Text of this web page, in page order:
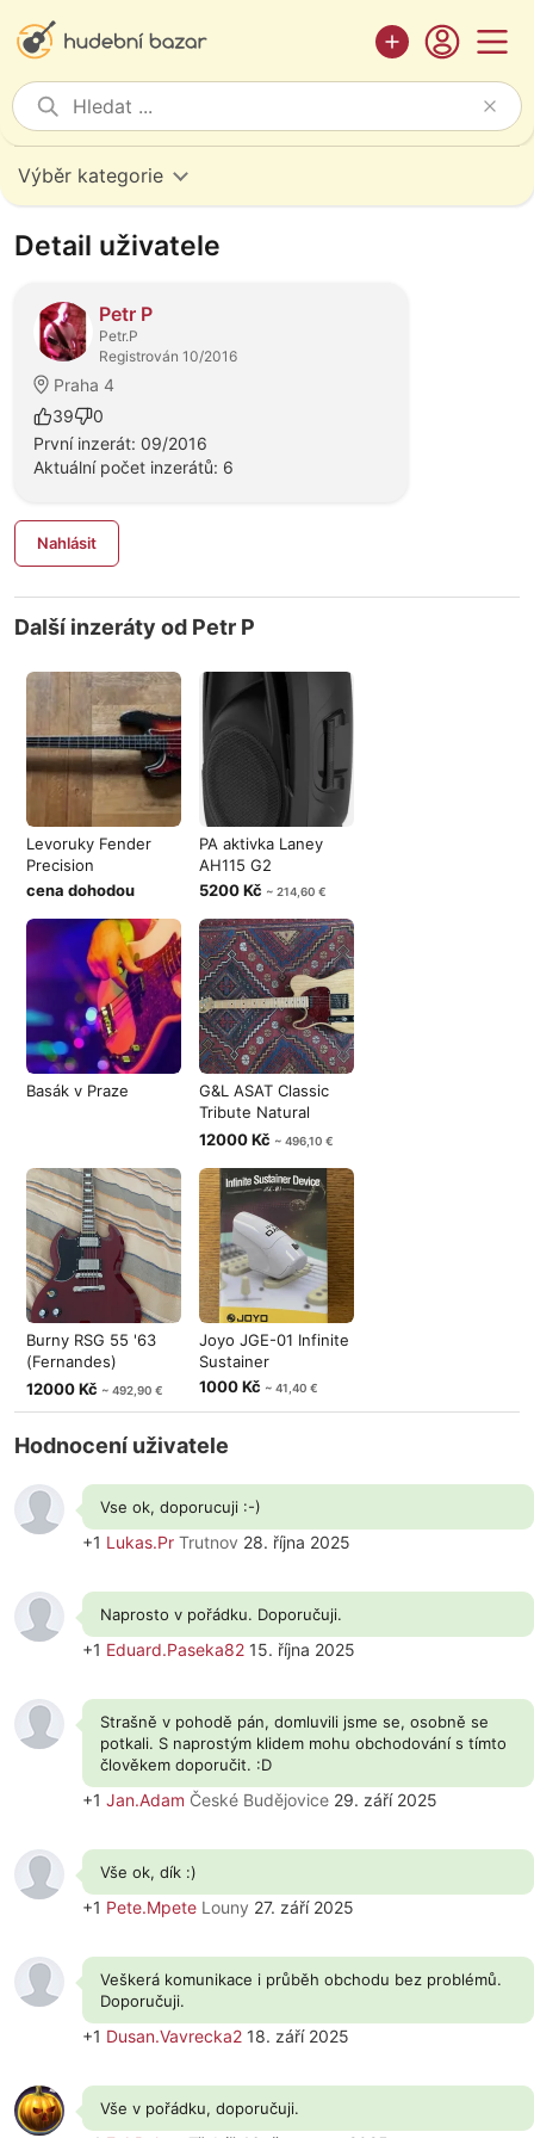
Výběr kategorie
Detail uživatele
Petr P
Petr.P
Registrován 10/2016
Praha 4
39
0
První inzerát: 09/2016
Aktuální počet inzerátů: 6
Nahlásit
Další inzeráty od Petr P
Levoruky Fender
Precision
cena dohodou
PA aktivka Laney
AH115 G2
5200 Kč ~ 214,60 €
Basák v Praze
G&L ASAT Classic
Tribute Natural
levoruká
12000 Kč ~ 496,10 €
Burny RSG 55 '63
(Fernandes)
levoruká
12000 Kč ~ 492,90 €
Joyo JGE-01 Infinite
Sustainer
1000 Kč ~ 41,40 €
Hodnocení uživatele
Vse ok, doporucuji :-)
+1 Lukas.Pr Trutnov 28. října 2025
Naprosto v pořádku. Doporučuji.
+1 Eduard.Paseka82 15. října 2025
Strašně v pohodě pán, domluvili jsme se, osobně se
potkali. S naprostým klidem mohu obchodování s tímto
člověkem doporučit. :D
+1 Jan.Adam České Budějovice 29. září 2025
Vše ok, dík :)
+1 Pete.Mpete Louny 27. září 2025
Veškerá komunikace i průběh obchodu bez problémů.
Doporučuji.
+1 Dusan.Vavrecka2 18. září 2025
Vše v pořádku, doporučuji.